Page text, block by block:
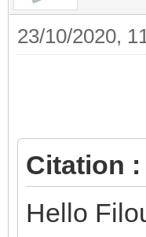
23/10/2020,
Citation :
Hello